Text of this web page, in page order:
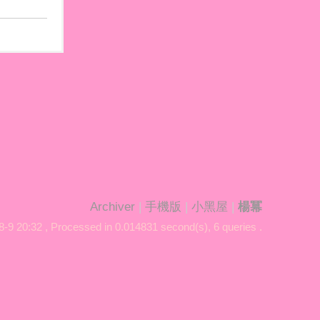
Archiver | 手機版 | 小黑屋 | 楊冪
9 20:32 , Processed in 0.014831 second(s), 6 queries .